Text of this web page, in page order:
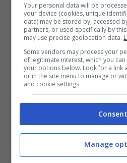
Ha recentemente
una fotografia che la
nelle
bellissime spiagge
vivere senza stress equi
diverso “, ha infatti detto
andare via dalla grande
Tutti i suoi fan più
commentie di
hanno esaltato la sua
Your personal data will be
your device (cookies, unique
data) may be stored by, accessed
partners, or used specifically by
may use precise geolocation data.
Some vendors may process your
of legitimate interest, which you
your options below. Look for a link
or in the site menu to manage or
and cookie settings.
Consent
Manage